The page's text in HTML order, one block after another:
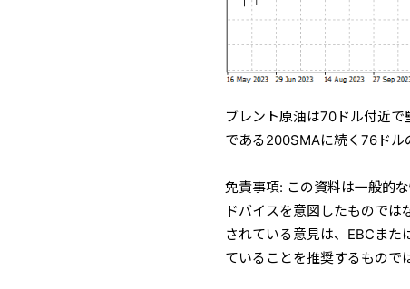
ブレント原油は70ドル付近
である200SMAに続く76ドル
免責事項: この資料は一般的
ドバイスを意図したもので
されている意見は、EBCま
ていることを推奨するもので